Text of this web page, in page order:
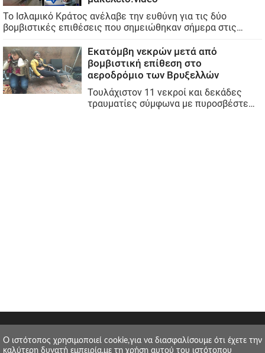
O ιστότοπος χρησιμοποιεί cookie,για να διασφαλίσουμε ότι έχετε την
καλύτερη δυνατή εμπειρία,με τη χρήση αυτού του ιστότοπου